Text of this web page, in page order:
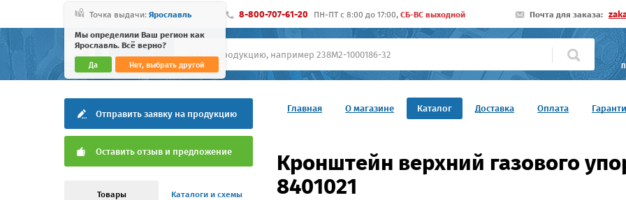
Точка выдачи: Ярославль
Мы определили Ваш регион как
Ярославль. Всё верно?
Да Нет, выбрать другой
8-800-707-61-20 ПН-ПТ c 8:00 до 17:00, СБ-ВС выходной Почта для заказа:
Главная О магазине Каталог Доставка Оплата
Отправить заявку на продукцию
Оставить отзыв и предложение
Товары Каталоги и схемы
Кронштейн верхний газового
8401021